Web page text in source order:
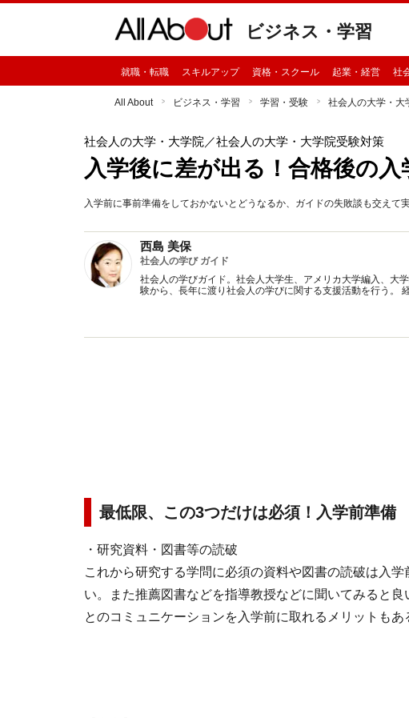
ビジネス・学習
就職・転職 スキルアップ 資格・スクール 起業・経営 社
All About ビジネス・学習 学習・受験 社会人の大学・大
社会人の大学・大学院 ／社会人の大学・大学院受験対策
入学後に差が出る！合格後の入
入学前に事前準備をしておかないとどうなるか、ガイドの失敗談も交えて
西島 美保
社会人の学び ガイド
社会人の学びガイド。社会人大学生、アメリカ大学編入、大
験から、長年に渡り社会人の学びに関する支援活動を行う。
最低限、この3つだけは必須！入学前準備
・研究資料・図書等の読破
これから研究する学問に必須の資料や図書の読破は入学
い。また推薦図書などを指導教授などに聞いてみると良
とのコミュニケーションを入学前に取れるメリットもあ